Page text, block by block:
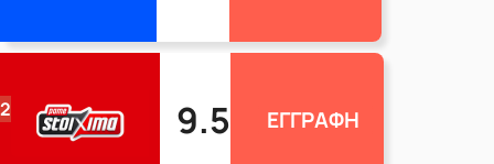
2 9.5 ΕΓΓΡΑΦΗ